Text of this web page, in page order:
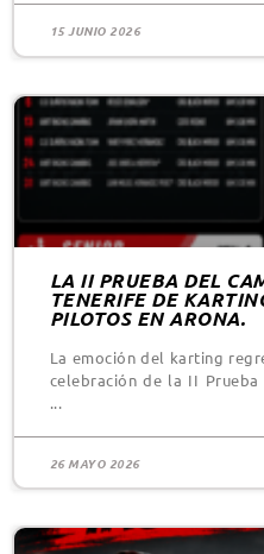
15 JUNIO 2026
LA II PRUEBA DEL
TENERIFE DE
PILOTOS EN ARONA.
La emoción del karting
celebración de la II
26 MAYO 2026